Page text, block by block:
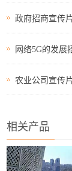
政府招商宣传
网络5G的发展
农业公司宣传
相关产品